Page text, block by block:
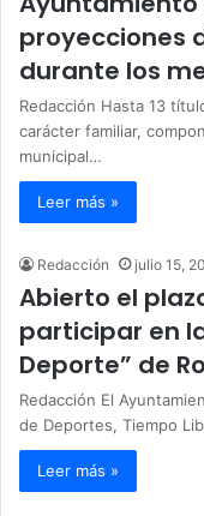
proyecciones
durante los
Redacción Hasta 13
carácter familiar,
municipal…
Leer más »
Redacción julio 15,
Abierto el
participar en
Deporte” de
Redacción El
de Deportes, Tiempo
Leer más »